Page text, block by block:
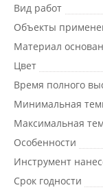
Вид работ
Объекты
Материал
Цвет
Время полного
Минимальная
Максимальная
Особенности
Инструмент
Срок годности